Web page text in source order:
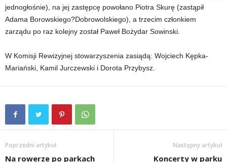
jednogłośnie), na jej zastępcę powołano Piotra Skurę (zastąpił
Adama Borowskiego?Dobrowolskiego), a trzecim członkiem
zarządu po raz kolejny został Paweł Bożydar Sowinski.
W Komisji Rewizyjnej stowarzyszenia zasiądą: Wojciech Kępka-
Mariański, Kamil Jurczewski i Dorota Przybysz.
Poprzedni artykuł
Na rowerze po parkach
Następny artykuł
Koncerty w parku